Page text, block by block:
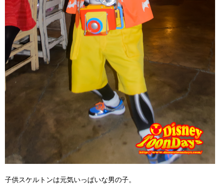
子供スケルトンは元気いっぱいな男の子。